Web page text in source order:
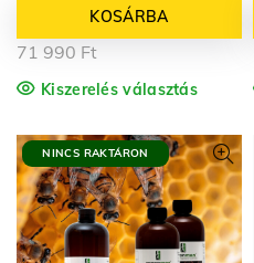
KOSÁRBA
71 990 Ft
Kiszerelés választás
NINCS RAKTÁRON